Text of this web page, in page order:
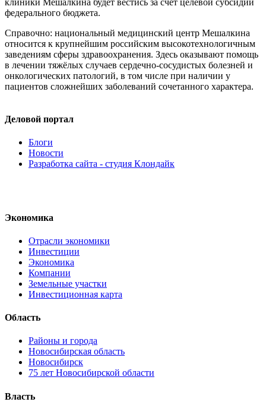
федерального бюджета.
Справочно: национальный медицинский центр Мешалкина
относится к крупнейшим российским высокотехнологичным
заведениям сферы здравоохранения. Здесь оказывают помощь
в лечении тяжёлых случаев сердечно-сосудистых болезней и
онкологических патологий, в том числе при наличии у
пациентов сложнейших заболеваний сочетанного характера.
Деловой портал
Блоги
Новости
Разработка сайта - студия Клондайк
Экономика
Отрасли экономики
Инвестиции
Экономика
Компании
Земельные участки
Инвестиционная карта
Область
Районы и города
Новосибирская область
Новосибирск
75 лет Новосибирской области
Власть